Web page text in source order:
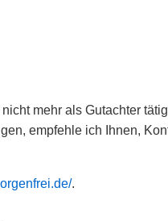
mehr als Gutachter
empfehle ich Ihnen,
.